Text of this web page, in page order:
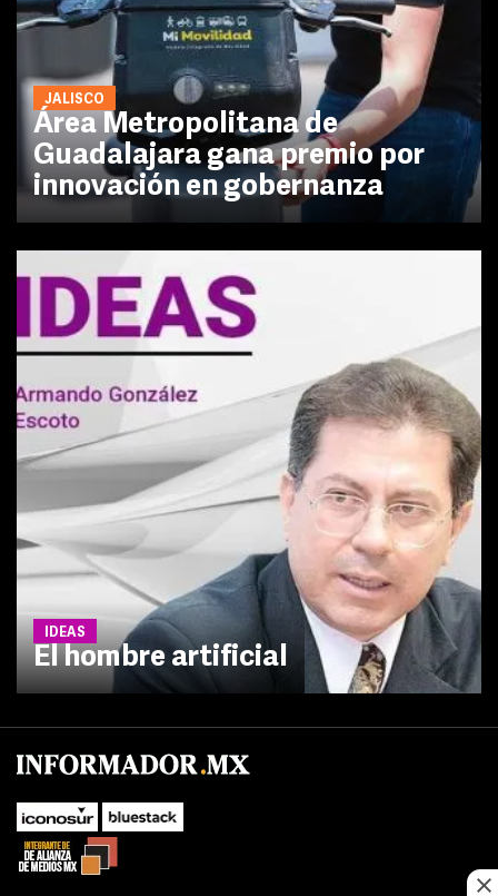
JALISCO
Área Metropolitana de
Guadalajara gana premio por
innovación en gobernanza
IDEAS
El hombre artificial